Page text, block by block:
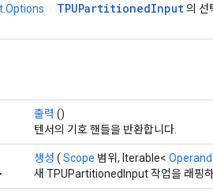
TPUPartitionedInput의 선
출력 ()
텐서의 기호 핸들을 반환합니다.
생성 ( Scope 범위, Iterable< Operand
새 TPUPartitionedInput 작업을 래핑